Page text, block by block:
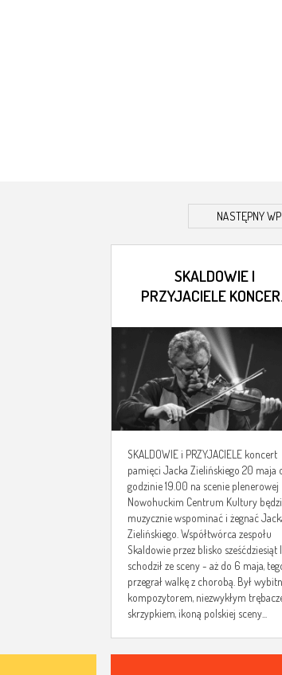
NASTĘPNY
SKALDOWIE I
PRZYJACIELE KONCERT
ZIELIŃSKIEGO
SKALDOWIE i PRZYJACIELE koncert
pamięci Jacka Zielińskiego 20 maja
godzinie 19.00 na scenie plenerowej
Nowohuckim Centrum Kultury
muzycznie wspominać i żegnać
Zielińskiego. Współtwórca zespołu
Skaldowie przez blisko sześćdziesiąt
schodził ze sceny - aż do 6 maja,
przegrał walkę z chorobą. Był
kompozytorem, niezwykłym
skrzypkiem, ikoną polskiej sceny...